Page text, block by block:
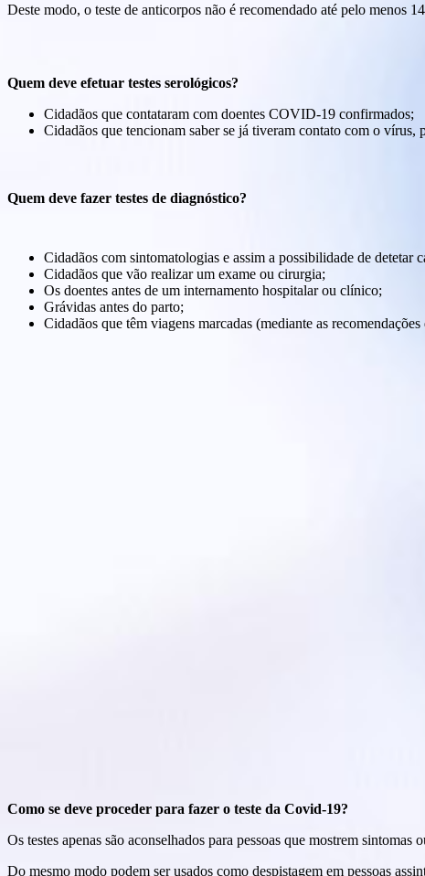
Deste modo, o teste de anticorpos não é recomendado até pelo menos
Quem deve efetuar testes serológicos?
Cidadãos que contataram com doentes COVID-19 confirmados;
Cidadãos que tencionam saber se já tiveram contato com o vírus,
Quem deve fazer testes de diagnóstico?
Cidadãos com sintomatologias e assim a possibilidade de detetar
Cidadãos que vão realizar um exame ou cirurgia;
Os doentes antes de um internamento hospitalar ou clínico;
Grávidas antes do parto;
Cidadãos que têm viagens marcadas (mediante as
Como se deve proceder para fazer o teste da Covid-19?
Os testes apenas são aconselhados para pessoas que mostrem
Do mesmo modo podem ser usados como despistagem em pessoas